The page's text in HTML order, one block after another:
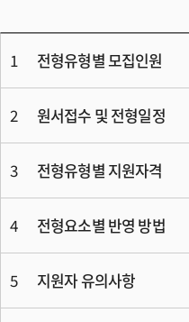
1 전형유형별 모집인원
2 원서접수 및 전형일정
3 전형유형별 지원자격
4 전형요소별 반영 방법
5 지원자 유의사항